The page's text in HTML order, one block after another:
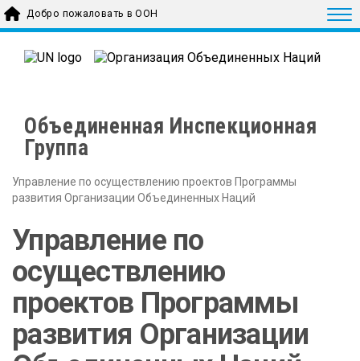
Skip to main content
Добро пожаловать в ООН
Объединенная Инспекционная
Группа
Управление по осуществлению проектов Программы
развития Организации Объединенных Наций
Управление по
осуществлению
проектов Программы
развития Организации